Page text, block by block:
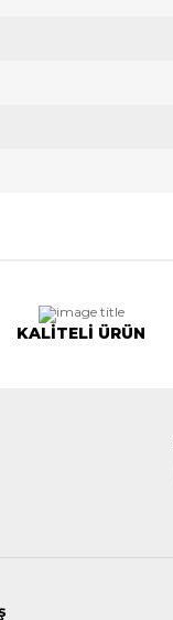
KALİTELİ ÜRÜN